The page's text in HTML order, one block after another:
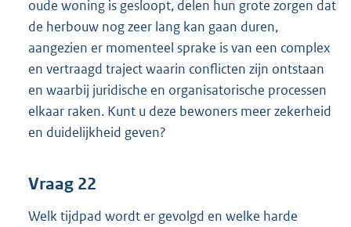
oude woning is gesloopt, delen hun grote zorgen dat
de herbouw nog zeer lang kan gaan duren,
aangezien er momenteel sprake is van een complex
en vertraagd traject waarin conflicten zijn ontstaan
en waarbij juridische en organisatorische processen
elkaar raken. Kunt u deze bewoners meer zekerheid
en duidelijkheid geven?
Vraag 22
Welk tijdpad wordt er gevolgd en welke harde